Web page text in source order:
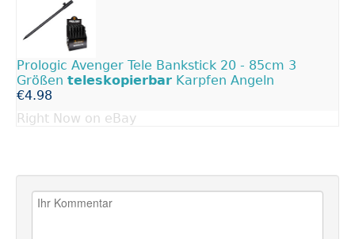
Prologic Avenger Tele Bankstick 20 - 85cm 3
Größen teleskopierbar Karpfen Angeln
€4.98
Right Now on eBay